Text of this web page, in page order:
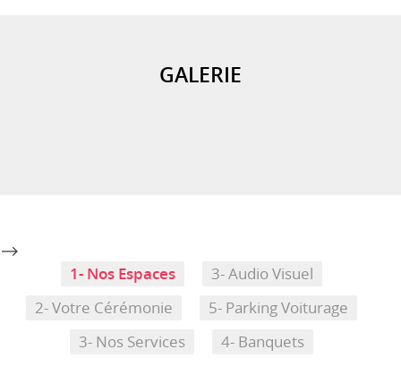
GALERIE
-->
1- Nos Espaces
3- Audio Visuel
2- Votre Cérémonie
5- Parking Voiturage
3- Nos Services
4- Banquets